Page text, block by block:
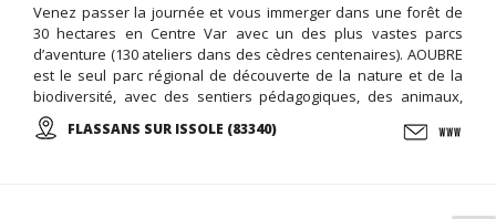
Venez passer la journée et vous immerger dans une forêt de
30 hectares en Centre Var avec un des plus vastes parcs
d’aventure (130 ateliers dans des cèdres centenaires). AOUBRE
est le seul parc régional de découverte de la nature et de la
biodiversité, avec des sentiers pédagogiques, des animaux,
une ferme pédagogique, et des activités ludiques et éducative,
le jardin des papillons, ...
FLASSANS SUR ISSOLE (83340)